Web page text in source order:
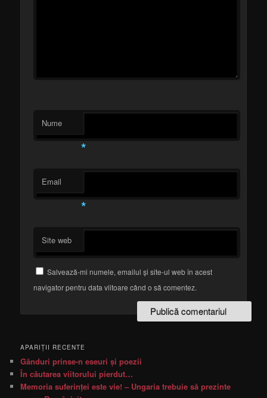
Nume
*
Email
*
Site web
Salvează-mi numele, emailul și site-ul web în acest
navigator pentru data viitoare când o să comentez.
APARIŢII RECENTE
Gânduri prinse-n eseuri şi poezii
În căutarea viitorului pierdut…
Memoria suferinţei este vie! – Ungaria trebuie să prezinte